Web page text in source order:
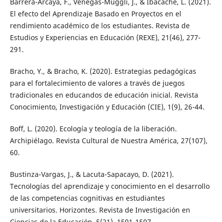
El efecto del Aprendizaje Basado en Proyectos en el
rendimiento académico de los estudiantes. Revista de
Estudios y Experiencias en Educación (REXE), 21(46), 277-
291.
Bracho, Y., & Bracho, K. (2020). Estrategias pedagógicas
para el fortalecimiento de valores a través de juegos
tradicionales en educandos de educación inicial. Revista
Conocimiento, Investigación y Educación (CIE), 1(9), 26-44.
Boff, L. (2020). Ecología y teología de la liberación.
Archipiélago. Revista Cultural de Nuestra América, 27(107),
60.
Bustinza-Vargas, J., & Lacuta-Sapacayo, D. (2021).
Tecnologías del aprendizaje y conocimiento en el desarrollo
de las competencias cognitivas en estudiantes
universitarios. Horizontes. Revista de Investigación en